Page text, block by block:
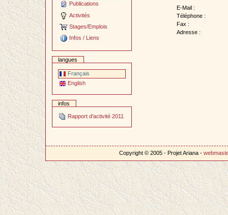
Publications
Activités
Stages/Emplois
Infos / Liens
langues
Français
English
infos
Rapport d'activité 2011
E-Mail :
Téléphone :
Fax :
Adresse :
Copyright © 2005 - Projet Ariana -